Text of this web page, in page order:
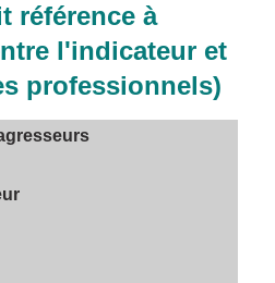
référence à
l'indicateur et
professionnels)